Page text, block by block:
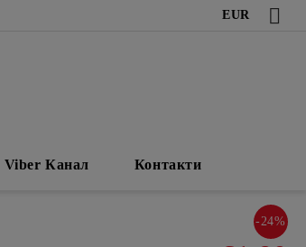
EUR
Viber Канал Контакти
-24%